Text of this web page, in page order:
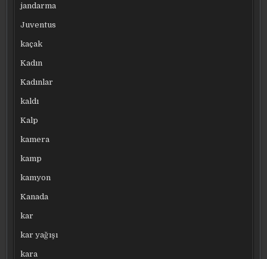
jandarma
Juventus
kaçak
Kadın
Kadınlar
kaldı
Kalp
kamera
kamp
kamyon
Kanada
kar
kar yağışı
kara